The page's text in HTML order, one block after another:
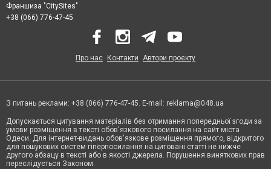
Франшиза "CitySites"
+38 (066) 776-47-45
Про нас Контакти Автори проєкту
З питань реклами: +38 (066) 776-47-45. E-mail: reklama@048.ua
Допускається цитування матеріалів без отримання попередньої згоди за
умови розміщення в тексті обов'язкового посилання на сайт міста
Одеси. Для інтернет-видань обов'язкове розміщення прямого, відкритого
для пошукових систем гіперпосилання на цитовані статті не нижче
другого абзацу в тексті або в якості джерела. Порушення виняткових прав
переслідується Законом.